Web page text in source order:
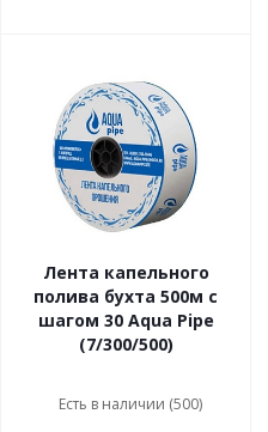
Лента капельного
полива бухта 500м с
шагом 30 Aqua Pipe
(7/300/500)
Есть в наличии (500)